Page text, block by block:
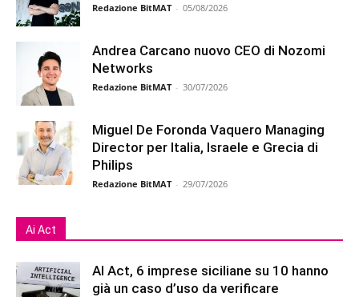
Redazione BitMAT - 05/08/2026
Andrea Carcano nuovo CEO di Nozomi
Networks
Redazione BitMAT - 30/07/2026
Miguel De Foronda Vaquero Managing
Director per Italia, Israele e Grecia di
Philips
Redazione BitMAT - 29/07/2026
Ai Act
AI Act, 6 imprese siciliane su 10 hanno
già un caso d’uso da verificare